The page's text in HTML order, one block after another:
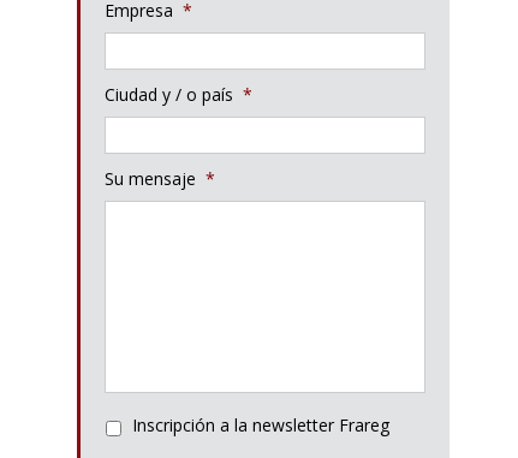
Empresa *
Ciudad y / o país *
Su mensaje *
Inscripción a la newsletter Frareg